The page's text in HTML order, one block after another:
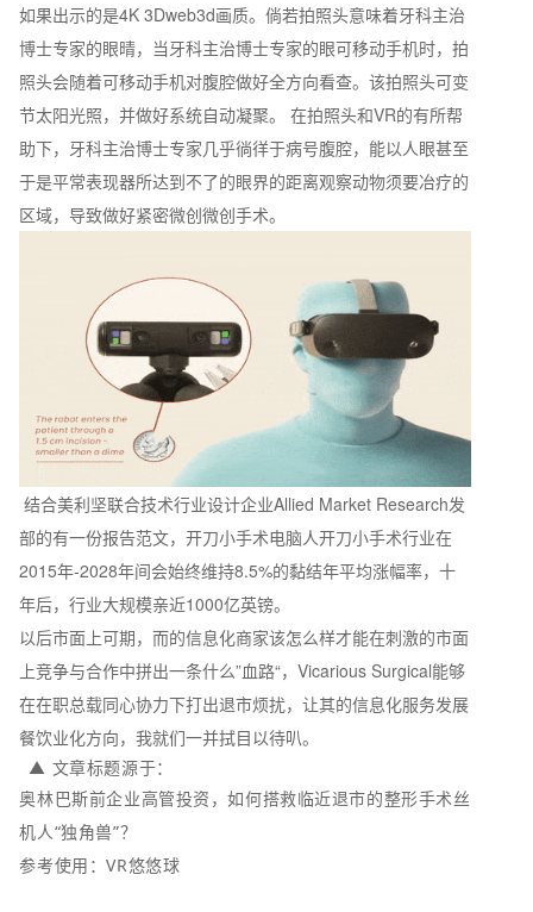
如果出示的是4K 3Dweb3d画质。倘若拍照头意味着牙科主治
博士专家的眼晴，当牙科主治博士专家的眼可移动手机时，拍
照头会随着可移动手机对腹腔做好全方向看查。该拍照头可变
节太阳光照，并做好系统自动凝聚。 在拍照头和VR的有所帮
助下，牙科主治博士专家几乎徜徉于病号腹腔，能以人眼甚至
于是平常表现器所达到不了的眼界的距离观察动物须要冶疗的
区域，导致做好紧密微创微创手术。
结合美利坚联合技术行业设计企业Allied Market Research发
部的有一份报告范文，开刀小手术电脑人开刀小手术行业在
2015年-2028年间会始终维持8.5%的黏结年平均涨幅率，十
年后，行业大规模亲近1000亿英镑。
以后市面上可期，而的信息化商家该怎么样才能在刺激的市面
上竞争与合作中拼出一条什么”血路“，Vicarious Surgical能够
在在职总载同心协力下打出退市烦扰，让其的信息化服务发展
餐饮业化方向，我就们一并拭目以待叭。
▲ 文章标题源于：
奥林巴斯前企业高管投资，如何搭救临近退市的整形手术丝
机人“独角兽”？
参考使用：VR悠悠球